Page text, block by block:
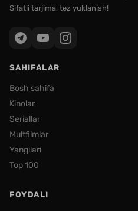
Sifatli tarjima, tez yuklanish!
SAHIFALAR
Bosh sahifa
Kinolar
Seriallar
Multfilmlar
Yangilari
Top 100
FOYDALI